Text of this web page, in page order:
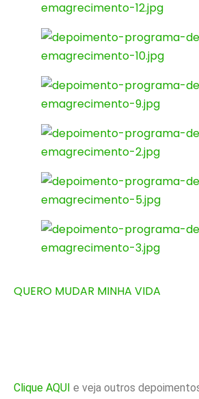
QUERO MUDAR MINHA VIDA
Clique AQUI e veja outros